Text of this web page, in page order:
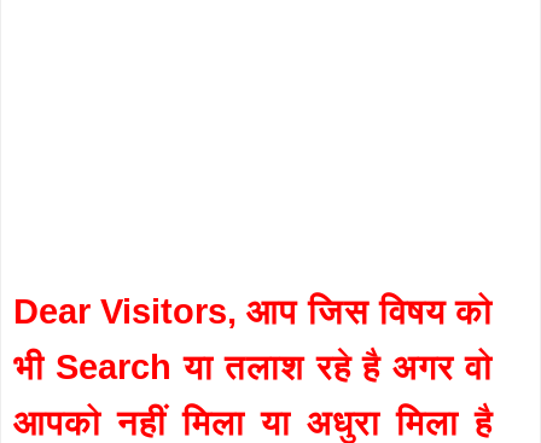
Dear Visitors, आप जिस विषय को
भी Search या तलाश रहे है अगर वो
आपको नहीं मिला या अधुरा मिला है